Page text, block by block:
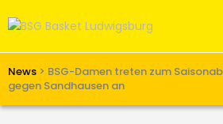
News > BSG-Damen treten zum
gegen Sandhausen an
Verein
Teams W